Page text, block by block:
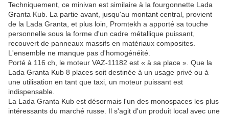
Techniquement, ce minivan est similaire à la fourgonnette Lada
Granta Kub. La partie avant, jusqu'au montant central, provient
de la Lada Granta, et plus loin, Promtekh a apporté sa touche
personnelle sous la forme d'un cadre métallique puissant,
recouvert de panneaux massifs en matériaux composites.
L'ensemble ne manque pas d'homogénéité.
Porté à 116 ch, le moteur VAZ-11182 est « à sa place ». Que la
Lada Granta Kub 8 places soit destinée à un usage privé ou à
une utilisation en tant que taxi, un moteur puissant est
indispensable.
La Lada Granta Kub est désormais l'un des monospaces les plus
intéressants du marché russe. Il s'agit d'un produit local avec une